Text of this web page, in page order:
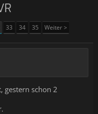
33 34 35 Weiter >
gestern schon 2